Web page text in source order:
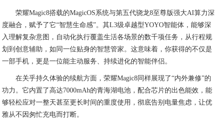
荣耀Magic8搭载的MagicOS系统与第五代骁龙8至尊版强大AI算力深
度融合，赋予了它“智慧生命感”。其L3级卓越型YOYO智能体，能够深
入理解复杂意图，自动化执行覆盖生活各场景的数千项任务，从行程规
划到创意辅助，如同一位贴身的智慧管家。这意味着，你获得的不仅是
一部手机，更是一位能主动服务、持续进化的智能伴侣。
在关乎持久体验的续航方面，荣耀Magic8同样展现了“内外兼修”的
功力。它内置了高达7000mAh的青海湖电池，配合芯片的出色能效，能
够轻松应对一整天甚至更长时间的重度使用，彻底告别电量焦虑，让优
雅从不因匆忙充电而打断。